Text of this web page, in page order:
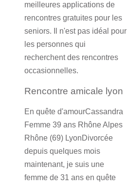
meilleures applications de
rencontres gratuites pour les
seniors. Il n'est pas idéal pour
les personnes qui
recherchent des rencontres
occasionnelles.
Rencontre amicale lyon
En quête d'amourCassandra
Femme 39 ans Rhône Alpes
Rhône (69) LyonDivorcée
depuis quelques mois
maintenant, je suis une
femme de 31 ans en quête